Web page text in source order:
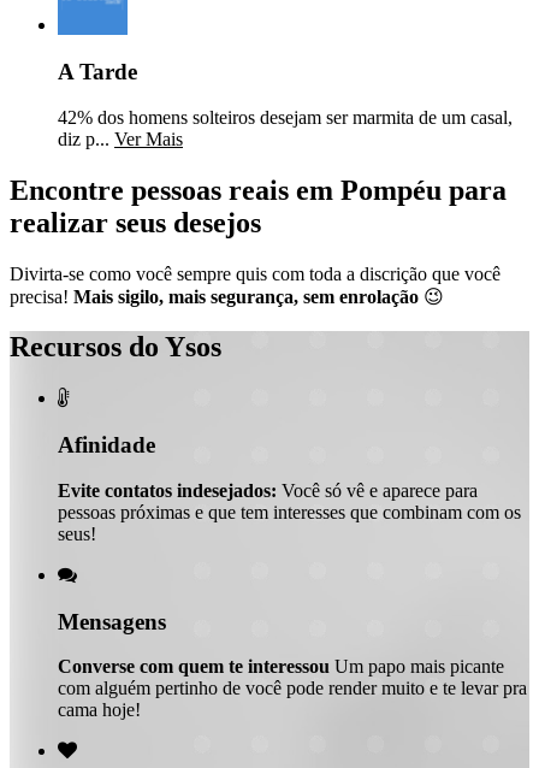
A Tarde
42% dos homens solteiros desejam ser marmita de um casal,
diz p... Ver Mais
Encontre pessoas reais em Pompéu para
realizar seus desejos
Divirta-se como você sempre quis com toda a discrição que você
precisa! Mais sigilo, mais segurança, sem enrolação 😉
Recursos do Ysos

Afinidade
Evite contatos indesejados: Você só vê e aparece para
pessoas próximas e que tem interesses que combinam com os
seus!

Mensagens
Converse com quem te interessou Um papo mais picante
com alguém pertinho de você pode render muito e te levar pra
cama hoje!
